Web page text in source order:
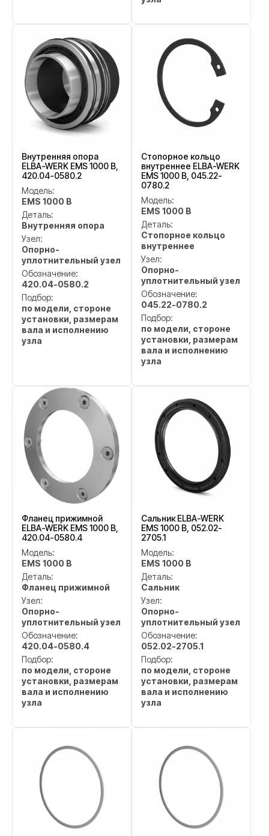
Внутренняя опора
ELBA-WERK EMS 1000 B,
420.04-0580.2
Модель:
EMS 1000 B
Деталь:
Внутренняя опора
Узел:
Опорно-
уплотнительный узел
Обозначение:
420.04-0580.2
Подбор:
по модели, стороне
установки, размерам
вала и исполнению
узла
Стопорное кольцо
внутреннее ELBA-WERK
EMS 1000 B, 045.22-
0780.2
Модель:
EMS 1000 B
Деталь:
Стопорное кольцо
внутреннее
Узел:
Опорно-
уплотнительный узел
Обозначение:
045.22-0780.2
Подбор:
по модели, стороне
установки, размерам
вала и исполнению
узла
Фланец прижимной
ELBA-WERK EMS 1000 B,
420.04-0580.4
Модель:
EMS 1000 B
Деталь:
Фланец прижимной
Узел:
Опорно-
уплотнительный узел
Обозначение:
420.04-0580.4
Подбор:
по модели, стороне
установки, размерам
вала и исполнению
узла
Сальник ELBA-WERK
EMS 1000 B, 052.02-
2705.1
Модель:
EMS 1000 B
Деталь:
Сальник
Узел:
Опорно-
уплотнительный узел
Обозначение:
052.02-2705.1
Подбор:
по модели, стороне
установки, размерам
вала и исполнению
узла